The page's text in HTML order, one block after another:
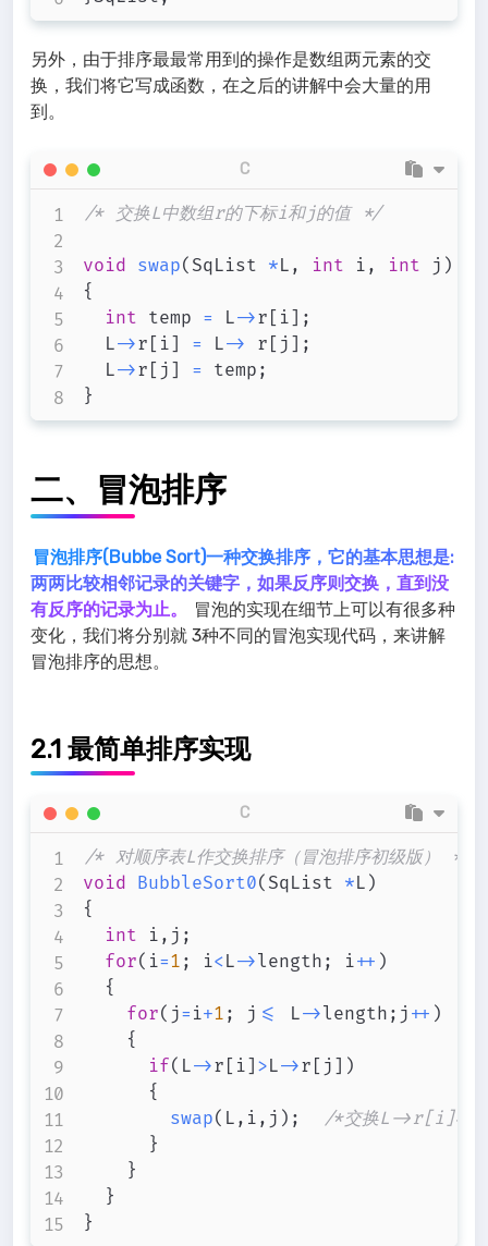
另外，由于排序最最常用到的操作是数组两元素的交
换，我们将它写成函数，在之后的讲解中会大量的用
到。
/* 交换L中数组r的下标i和j的值 */
void swap( SqList *L , int i , int j )
{
int temp = L->r [ i ] ;
	L
->r [ i ] = L-> r [ j ] ;
	L
->r [ j ] = temp ;
}
C
二、冒泡排序
冒泡排序(Bubbe Sort)一种交换排序，它的基本思想是:
两两比较相邻记录的关键字，如果反序则交换，直到没
有反序的记录为止。
冒泡的实现在细节上可以有很多种
变化，我们将分别就 3种不同的冒泡实现代码，来讲解
冒泡排序的思想。
2.1 最简单排序实现
/* 对顺序表L作交换排序（冒泡排序初级版） */
void BubbleSort0( SqList *L )
{
int i , j ;
for( i=1 ; i<L->length ; i++ )
{
for( j= i+1 ; j <= L->length ; j ++ )
{
if( L->r [ i ] >L->r [ j ] )
{
swap( L , i , j ) ;
/*交换L->r[i]与
}
}
}
}
C